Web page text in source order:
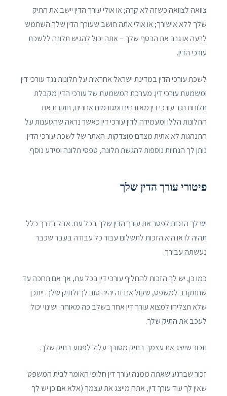
צוואה לצוואה כשזה לא קרה; או אולי עורך הדין יישב את התיק
שלך ללא אישורך; או אולי אתה חושב שעורך הדין שלך השתמש
לרעה או גנב את הכסף שלך – אתה יכול להגיש תלונה ללשכת
עורכי הדין.
לשכת עורכי הדין במדינת ישראל אחראית על תלונות נגד עורכי דין
ומשמעת עורכי דין. מערכת המשמעת של עורכי הדין מקבלת
תלונות נגד עורכי דין מאזרחים ומגורמים אחרים, חוקרת את
התלונות הללו ומעמידה לדין עורכי דין כאשר נראה שהטענות על
התנהגות לא אתית מצדם מוצדקות. האתר של לשכת עורכי הדין
נותן לך הנחיות נוספות להגשת תלונה, טפסי תלונה ומידע נוסף.
פיטורי עורך הדין שלך
יש לך הזכות לפטר את עורך הדין שלך בכל עת. אבל בדרך כלל
תהיה לו או היא הזכות לתשלום עבור כל עבודה בעבר שכבר
נעשתה עבורך.
כמו כן, יש לך הזכות להחליף עורכי דין בכל עת, אך אם תחכה עד
שתתקרב למשפט, שקול אם זה יהיה טוב לך ולתיק שלך. ייתכן
שלא תצליחו למצוא עורך דין אחר בשלב כה מאוחר. ושינוי יכול
לעכב את התיק שלך.
וזכור שייצג את עצמך בתיק מסובך עלול לפגוע בתיק שלך.
זכור שברגע שאתה ממנה עורך דין חלופי האומר לבית המשפט
שאין לך עוד עורך דין, אתה מייצג את עצמך (אלא אם כן יש לך